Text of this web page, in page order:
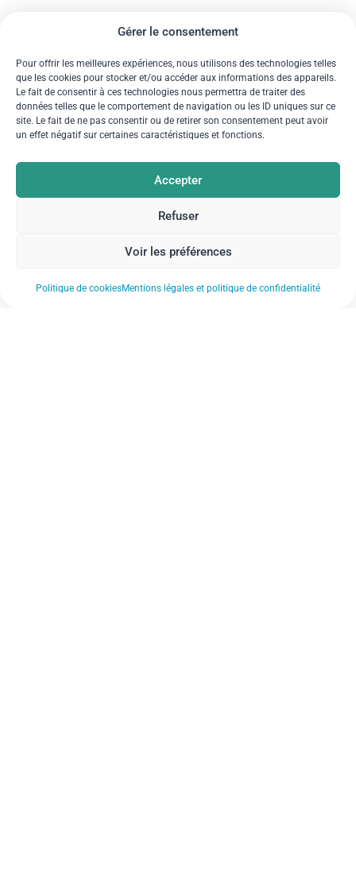
Gérer le consentement
Pour offrir les meilleures expériences, nous utilisons des technologies telles
que les cookies pour stocker et/ou accéder aux informations des appareils.
Le fait de consentir à ces technologies nous permettra de traiter des
données telles que le comportement de navigation ou les ID uniques sur ce
site. Le fait de ne pas consentir ou de retirer son consentement peut avoir
un effet négatif sur certaines caractéristiques et fonctions.
Accepter
Refuser
Voir les préférences
Politique de cookiesMentions légales et politique de confidentialité